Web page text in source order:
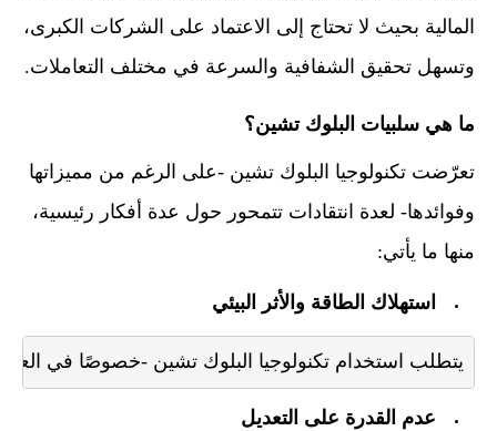
المالية بحيث لا تحتاج إلى الاعتماد على الشركات الكبرى،
وتسهل تحقيق الشفافية والسرعة في مختلف التعاملات.
ما هي سلبيات البلوك تشين؟
تعرّضت تكنولوجيا البلوك تشين -على الرغم من مميزاتها
وفوائدها- لعدة انتقادات تتمحور حول عدة أفكار رئيسية،
منها ما يأتي:
استهلاك الطاقة والأثر البيئي
يتطلب استخدام تكنولوجيا البلوك تشين -خصوصًا في
عدم القدرة على التعديل